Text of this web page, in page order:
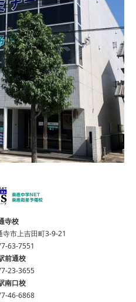
寺校
市上吉田町3-9-21
63-7551
前通校
23-3655
南口校
46-6868